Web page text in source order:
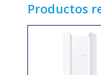
Productos